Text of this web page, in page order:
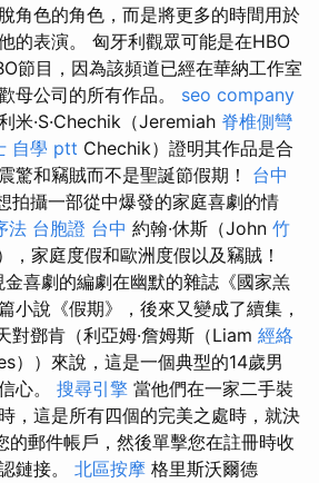
角色的角色，而是將更多的時間用於
的表演。 匈牙利觀眾可能是在HBO
節目，因為該頻道已經在華納工作室
母公司的所有作品。 seo company
米·S·Chechik（Jeremiah 脊椎側彎
自學 ptt Chechik）證明其作品是合
驚和竊賊而不是聖誕節假期！ 台中
拍攝一部從中爆發的家庭喜劇的情
法 台胞證 台中 約翰·休斯（John 竹
，家庭度假和歐洲度假以及竊賊！
金喜劇的編劇在幽默的雜誌《國家羔
小說《假期》，後來又變成了續集，
對鄧肯（利亞姆·詹姆斯（Liam 經絡
））來說，這是一個典型的14歲男
心。 搜尋引擎 當他們在一家二手裝
，這是所有四個的完美之處時，就決
的郵件帳戶，然後單擊您在註冊時收
鏈接。 北區按摩 格里斯沃爾德